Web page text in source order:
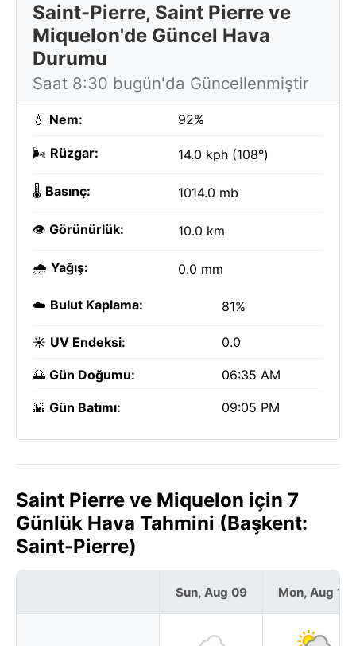
Saint-Pierre, Saint Pierre ve
Miquelon'de Güncel Hava
Durumu
Saat 8:30 bugün'da Güncellenmiştir
💧 Nem: 92%
🌬️ Rüzgar: 14.0 kph (108°)
🌡️ Basınç: 1014.0 mb
👁️ Görünürlük: 10.0 km
🌧️ Yağış: 0.0 mm
☁️ Bulut Kaplama: 81%
☀️ UV Endeksi: 0.0
🌅 Gün Doğumu: 06:35 AM
🌇 Gün Batımı: 09:05 PM
Saint Pierre ve Miquelon için 7
Günlük Hava Tahmini (Başkent:
Saint-Pierre)
Sun, Aug 09 Mon, Aug 10